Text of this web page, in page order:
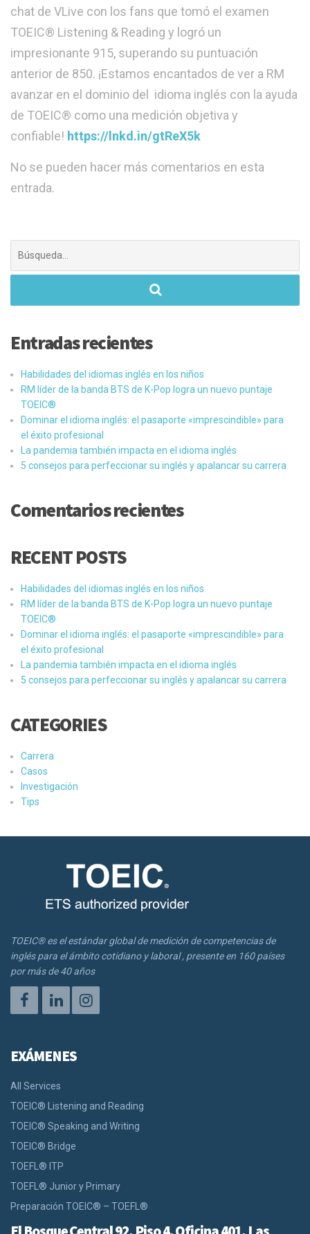
chat de VLive con los fans que tomó el examen
TOEIC® Listening & Reading y logró un
impresionante 915, superando su puntuación
anterior de 850. ¡Estamos encantados de ver a RM
avanzar en el dominio del idioma inglés con la ayuda
de TOEIC® como una medición objetiva y
confiable! https://lnkd.in/gtReX5k
No se pueden hacer más comentarios en esta
entrada.
Entradas recientes
Habilidades del idiomas inglés en los niños
RM líder de la banda BTS de K-Pop logra un nuevo puntaje
TOEIC®
Dominar el idioma inglés: el pasaporte «imprescindible» para
el éxito profesional
La pandemia también impacta en el idioma inglés
5 consejos para perfeccionar su inglés y apalancar su carrera
Comentarios recientes
RECENT POSTS
Habilidades del idiomas inglés en los niños
RM líder de la banda BTS de K-Pop logra un nuevo puntaje
TOEIC®
Dominar el idioma inglés: el pasaporte «imprescindible» para
el éxito profesional
La pandemia también impacta en el idioma inglés
5 consejos para perfeccionar su inglés y apalancar su carrera
CATEGORIES
Carrera
Casos
Investigación
Tips
TOEIC® es el estándar global de medición de competencias de
inglés para el ámbito cotidiano y laboral , presente en 160 países
por más de 40 años
EXÁMENES
All Services
TOEIC® Listening and Reading
TOEIC® Speaking and Writing
TOEIC® Bridge
TOEFL® ITP
TOEFL® Junior y Primary
Preparación TOEIC® – TOEFL®